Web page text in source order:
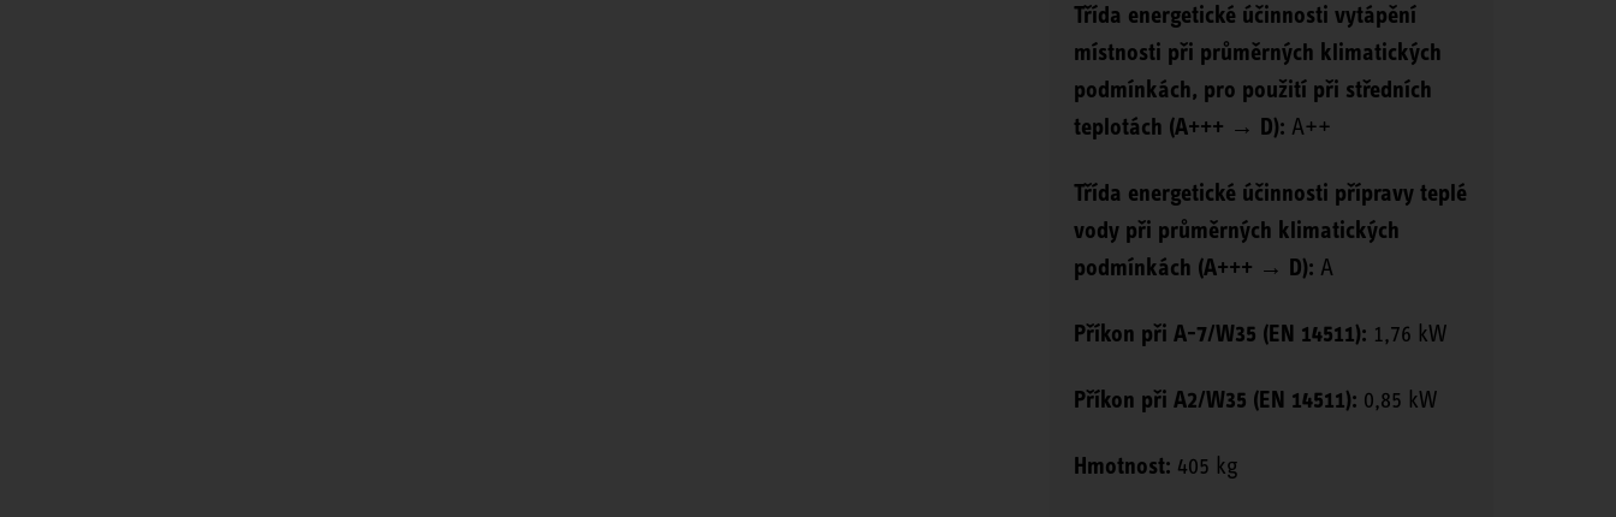
Třída energetické účinnosti vytápění
místnosti při průměrných klimatických
podmínkách, pro použití při středních
teplotách (A+++ → D): A++
Třída energetické účinnosti přípravy teplé
vody při průměrných klimatických
podmínkách (A+++ → D): A
Příkon při A-7/W35 (EN 14511): 1,76 kW
Příkon při A2/W35 (EN 14511): 0,85 kW
Hmotnost: 405 kg